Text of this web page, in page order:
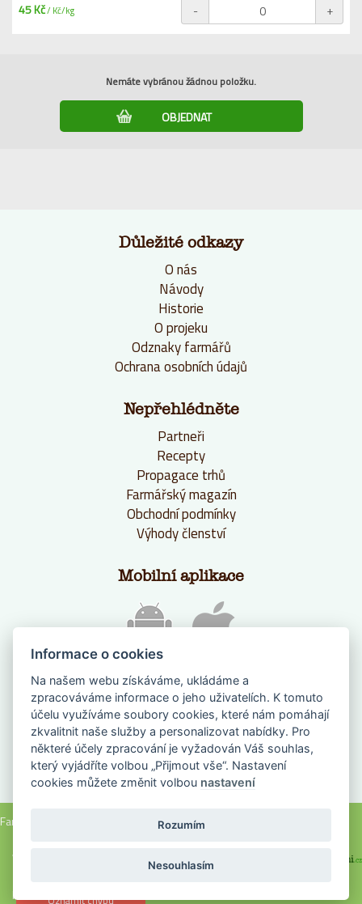
45 Kč/ Kč/kg - +
Nemáte vybránou žádnou položku.
Důležité odkazy
O nás
Návody
Historie
O projeku
Odznaky farmářů
Ochrana osobních údajů
Nepřehlédněte
Partneři
Recepty
Propagace trhů
Farmářský magazín
Obchodní podmínky
Výhody členství
Mobilní aplikace
NAPIŠTE NÁM
Farmanadlani.cz 2018, všechna práva vyhrazena |
Webové stránky na míru vyrobilo FOXMATE
hosting zajišťuje DIGITREE
Oznámit chybu
Informace o cookies
Na našem webu získáváme, ukládáme a
zpracováváme informace o jeho uživatelích. K tomuto
účelu využíváme soubory cookies, které nám pomáhají
zkvalitnit naše služby a personalizovat nabídky. Pro
některé účely zpracování je vyžadován Váš souhlas,
který vyjádříte volbou „Přijmout vše“. Nastavení
cookies můžete změnit volbou nastavení
Rozumím
Nesouhlasím